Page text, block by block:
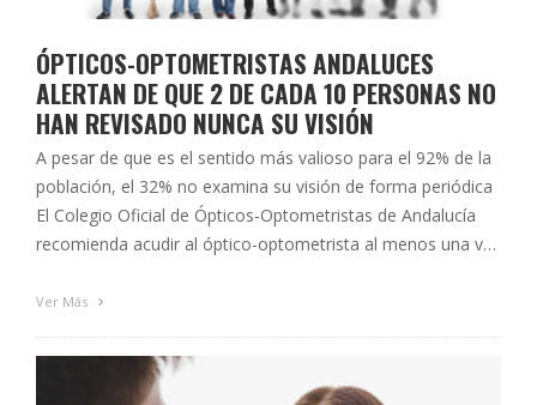
ÓPTICOS-OPTOMETRISTAS ANDALUCES
ALERTAN DE QUE 2 DE CADA 10 PERSONAS NO
HAN REVISADO NUNCA SU VISIÓN
A pesar de que es el sentido más valioso para el 92% de la
población, el 32% no examina su visión de forma periódica
El Colegio Oficial de Ópticos-Optometristas de Andalucía
recomienda acudir al óptico-optometrista al menos una vez
de 2019. El Colegio Oficial de …
Ver Más